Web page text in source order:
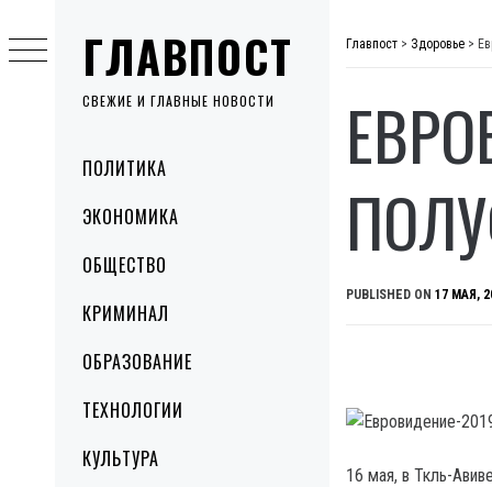
ГЛАВПОСТ
СВЕЖИЕ И ГЛАВНЫЕ НОВОСТИ
MenuПОЛИТИКА
ЭКОНОМИКА
ОБЩЕСТВО
КРИМИНАЛ
ОБРАЗОВАНИЕ
ТЕХНОЛОГИИ
КУЛЬТУРА
to
content
Главпост > Здоровье >
PUBLISHED ON 17 МАЯ,
16 мая, в Ткль-